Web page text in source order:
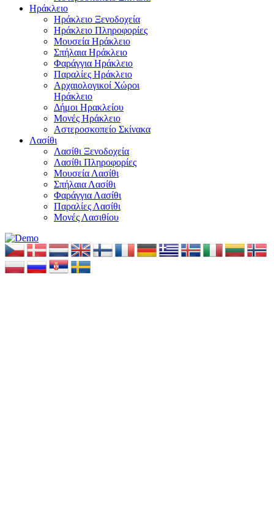
Ηράκλειο
Ηράκλειο Ξενοδοχεία
Ηράκλειο Πληροφορίες
Μουσεία Ηράκλειο
Σπήλαια Ηράκλειο
Φαράγγια Ηράκλειο
Παραλίες Ηράκλειο
Αρχαιολογικοί Χώροι
Ηράκλειο
Δήμοι Ηρακλείου
Μονές Ηράκλειο
Αστεροσκοπείο Σκίνακα
Λασίθι
Λασίθι Ξενοδοχεία
Λασίθι Πληροφορίες
Μουσεία Λασίθι
Σπήλαια Λασίθι
Φαράγγια Λασίθι
Παραλίες Λασίθι
Μονές Λασιθίου